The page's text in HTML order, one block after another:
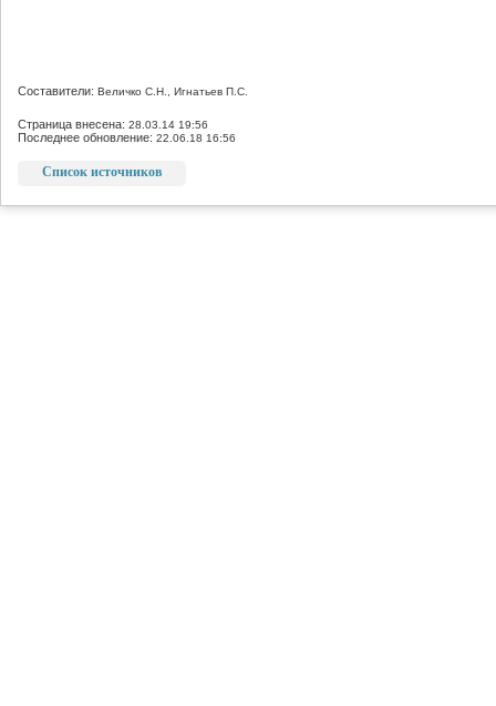
Составители: Величко С.Н., Игнатьев П.С.
Страница внесена: 28.03.14 19:56
Последнее обновление: 22.06.18 16:56
Список источников